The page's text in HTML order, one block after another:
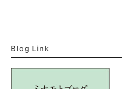
Blog Link